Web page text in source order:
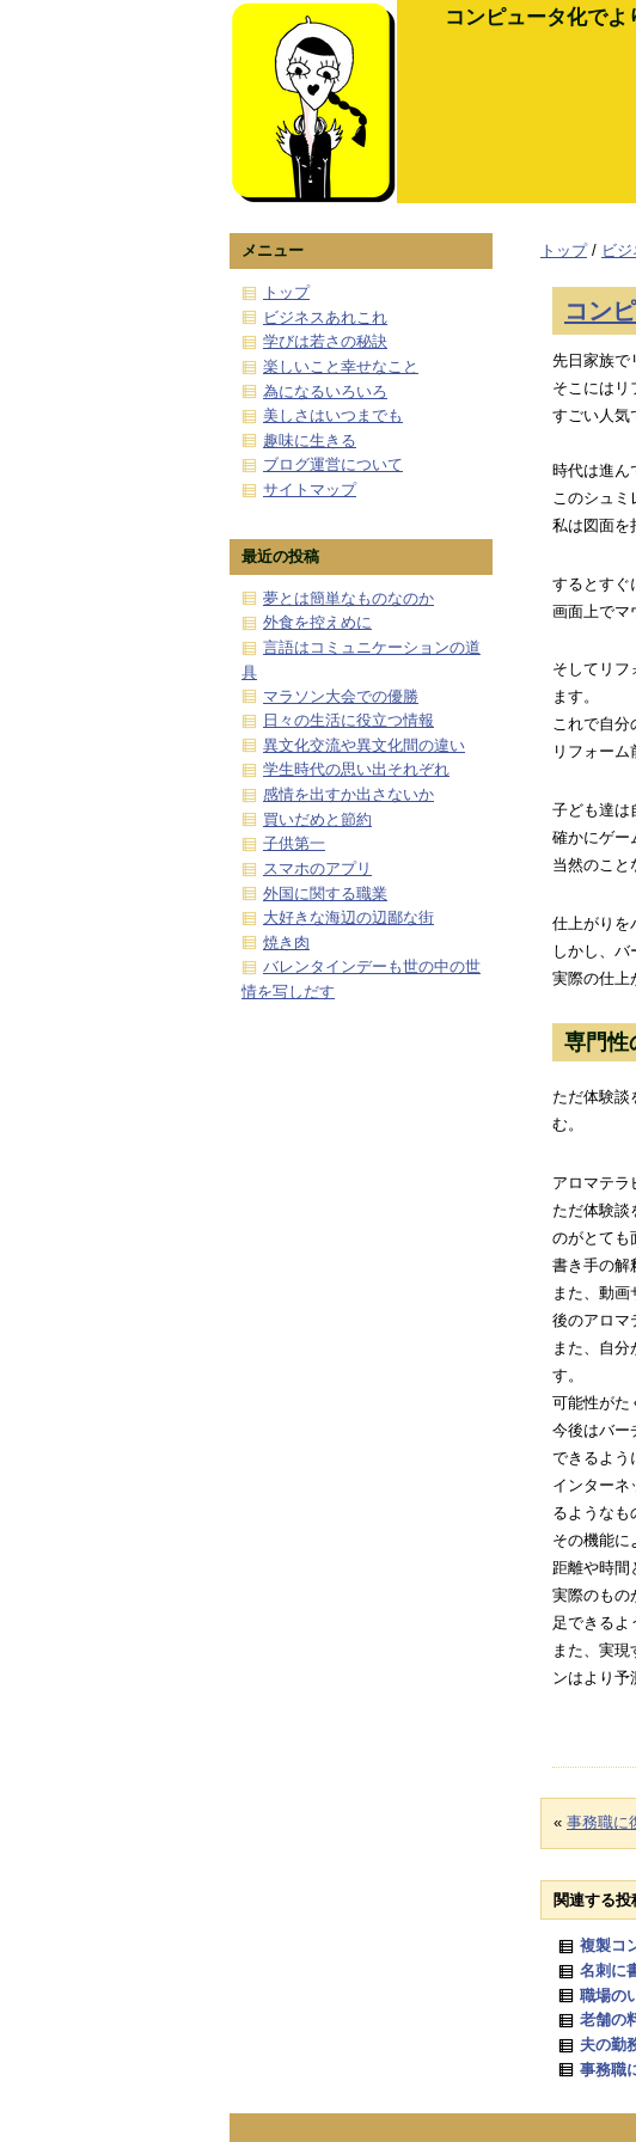
コンピュータ化でよ
トップ/ ビ
コン
先日家族で
そこにはリ
すごい人気
時代は進ん
このシュミ
私は図面を
するとすぐ
画面上でマ
そしてリフ
ます。
これで自分
リフォー
子ども達は
確かにゲー
当然のこと
仕上がりを
しかし、バ
実際の仕上
専門性
ただ体験談
む。
アロマテラ
ただ体験談
のがとても
書き手の解
また、動
後のアロマ
また、自
す。
可能性がた
今後はバー
できるよう
インターネ
るようなも
その機能に
距離や時間
実際のもの
足できるよ
また、実
ンはより予
« 事務職に
関連する投
複製コ
名刺に
職場の
老舗の
夫の勤
事務職
メニュー
トップ
ビジネスあれこれ
学びは若さの秘訣
楽しいこと幸せなこと
為になるいろいろ
美しさはいつまでも
趣味に生きる
ブログ運営について
サイトマップ
最近の投稿
夢とは簡単なものなのか
外食を控えめに
言語はコミュニケーションの道
具
マラソン大会での優勝
日々の生活に役立つ情報
異文化交流や異文化間の違い
学生時代の思い出それぞれ
感情を出すか出さないか
買いだめと節約
子供第一
スマホのアプリ
外国に関する職業
大好きな海辺の辺鄙な街
焼き肉
バレンタインデーも世の中の世
情を写しだす